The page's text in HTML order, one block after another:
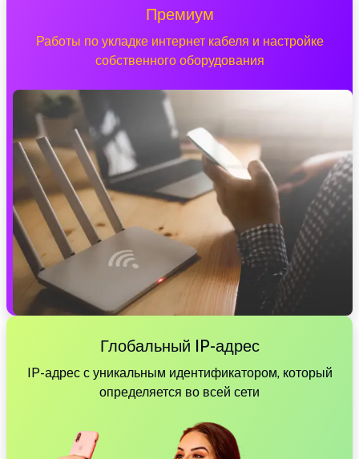
Премиум
Работы по укладке интернет кабеля и настройке
собственного оборудования
Глобальный IP-адрес
IP-адрес с уникальным идентификатором, который
определяется во всей сети